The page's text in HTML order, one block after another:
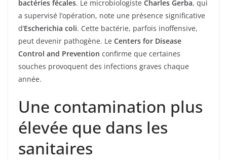
bactéries fécales. Le microbiologiste Charles Gerba, qui
a supervisé l’opération, note une présence significative
d’Escherichia coli. Cette bactérie, parfois inoffensive,
peut devenir pathogène. Le Centers for Disease
Control and Prevention confirme que certaines
souches provoquent des infections graves chaque
année.
Une contamination plus
élevée que dans les
sanitaires